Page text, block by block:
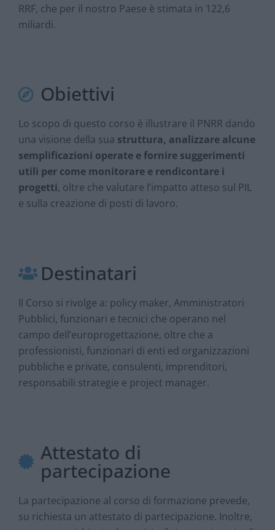
RRF, che per il nostro Paese è stimata in 122,6
miliardi.
Obiettivi
Lo scopo di questo corso è illustrare il PNRR dando
una visione della sua struttura, analizzare alcune
semplificazioni operate e fornire suggerimenti
utili per come monitorare e rendicontare i
progetti, oltre che valutare l’impatto atteso sul PIL
e sulla creazione di posti di lavoro.
Destinatari
Il Corso si rivolge a: policy maker, Amministratori
Pubblici, funzionari e tecnici che operano nel
campo dell’europrogettazione, oltre che a
professionisti, funzionari di enti ed organizzazioni
pubbliche e private, consulenti, imprenditori,
responsabili strategie e project manager.
Attestato di
partecipazione
La partecipazione al corso di formazione prevede,
su richiesta un attestato di partecipazione. Inoltre,